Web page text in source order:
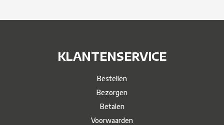
KLANTENSERVICE
Bestellen
Bezorgen
Betalen
Voorwaarden